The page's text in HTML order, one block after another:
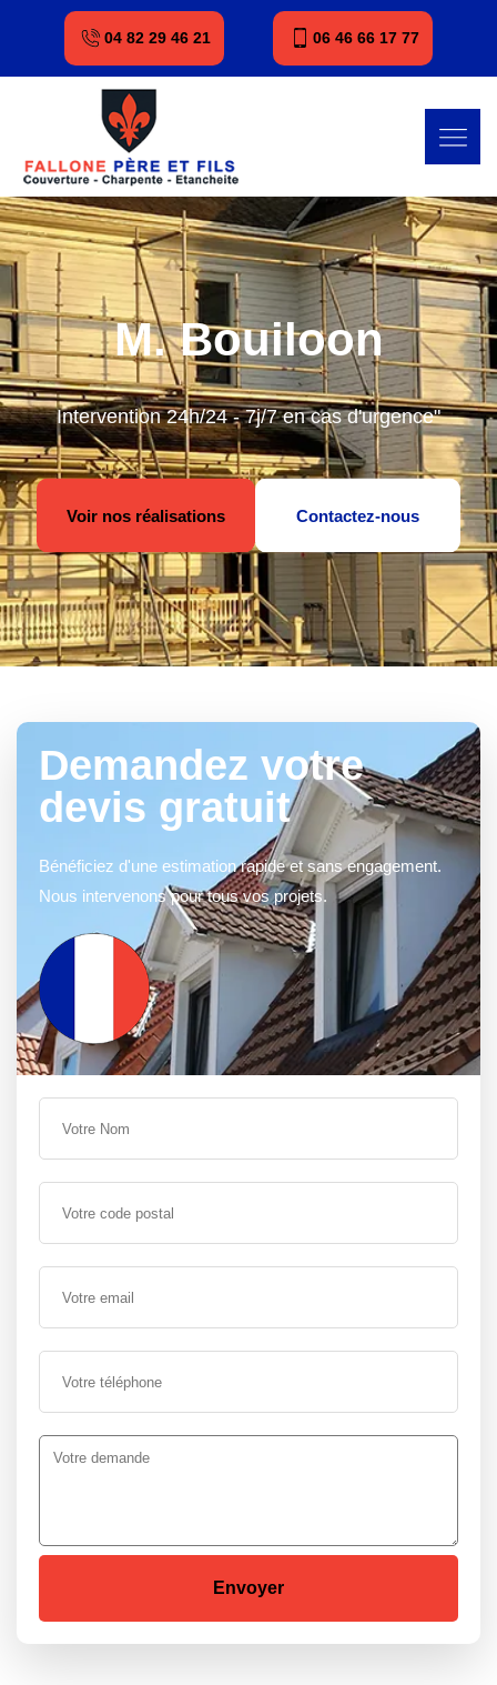
04 82 29 46 21 06 46 66 17 77
M. Bouiloon
Intervention 24h/24 - 7j/7 en cas d'urgence"
Voir nos réalisations Contactez-nous
Demandez votre
devis gratuit
Bénéficiez d'une estimation rapide et sans engagement.
Nous intervenons pour tous vos projets.